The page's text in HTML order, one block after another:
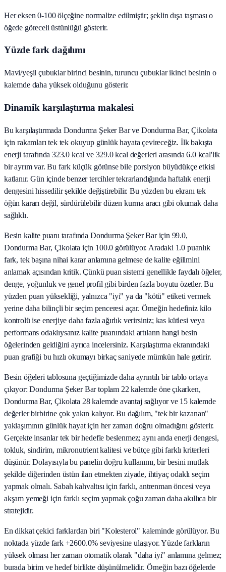
Her eksen 0-100 ölçeğine normalize edilmiştir; şeklin dışa taşması o
öğede göreceli üstünlüğü gösterir.
Yüzde fark dağılımı
Mavi/yeşil çubuklar birinci besinin, turuncu çubuklar ikinci besinin o
kalemde daha yüksek olduğunu gösterir.
Dinamik karşılaştırma makalesi
Bu karşılaştırmada Dondurma Şeker Bar ve Dondurma Bar, Çikolata
için rakamları tek tek okuyup günlük hayata çevireceğiz. İlk bakışta
enerji tarafında 323.0 kcal ve 329.0 kcal değerleri arasında 6.0 kcal'lik
bir ayrım var. Bu fark küçük görünse bile porsiyon büyüdükçe etkisi
katlanır. Gün içinde benzer tercihler tekrarlandığında haftalık enerji
dengesini hissedilir şekilde değiştirebilir. Bu yüzden bu ekranı tek
öğün kararı değil, sürdürülebilir düzen kurma aracı gibi okumak daha
sağlıklı.
Besin kalite puanı tarafında Dondurma Şeker Bar için 99.0,
Dondurma Bar, Çikolata için 100.0 görülüyor. Aradaki 1.0 puanlık
fark, tek başına nihai karar anlamına gelmese de kalite eğilimini
anlamak açısından kritik. Çünkü puan sistemi genellikle faydalı öğeler,
denge, yoğunluk ve genel profil gibi birden fazla boyutu özetler. Bu
yüzden puan yüksekliği, yalnızca "iyi" ya da "kötü" etiketi vermek
yerine daha bilinçli bir seçim penceresi açar. Örneğin hedefiniz kilo
kontrolü ise enerjiye daha fazla ağırlık verirsiniz; kas kütlesi veya
performans odaklıysanız kalite puanındaki artıların hangi besin
öğelerinden geldiğini ayrıca incelersiniz. Karşılaştırma ekranındaki
puan grafiği bu hızlı okumayı birkaç saniyede mümkün hale getirir.
Besin öğeleri tablosuna geçtiğimizde daha ayrıntılı bir tablo ortaya
çıkıyor: Dondurma Şeker Bar toplam 22 kalemde öne çıkarken,
Dondurma Bar, Çikolata 28 kalemde avantaj sağlıyor ve 15 kalemde
değerler birbirine çok yakın kalıyor. Bu dağılım, "tek bir kazanan"
yaklaşımının günlük hayat için her zaman doğru olmadığını gösterir.
Gerçekte insanlar tek bir hedefle beslenmez; aynı anda enerji dengesi,
tokluk, sindirim, mikronutrient kalitesi ve bütçe gibi farklı kriterleri
düşünür. Dolayısıyla bu panelin doğru kullanımı, bir besini mutlak
şekilde diğerinden üstün ilan etmekten ziyade, ihtiyaç odaklı seçim
yapmak olmalı. Sabah kahvaltısı için farklı, antrenman öncesi veya
akşam yemeği için farklı seçim yapmak çoğu zaman daha akıllıca bir
stratejidir.
En dikkat çekici farklardan biri "Kolesterol" kaleminde görülüyor. Bu
noktada yüzde fark +2600.0% seviyesine ulaşıyor. Yüzde farkların
yüksek olması her zaman otomatik olarak "daha iyi" anlamına gelmez;
burada birim ve hedef birlikte düşünülmelidir. Örneğin bazı öğelerde